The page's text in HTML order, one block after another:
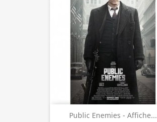
Public Enemies - Affiche...